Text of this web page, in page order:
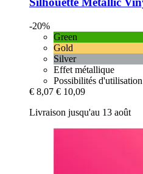
-20%
Green
Gold
Silver
Effet métallique
Possibilités
€ 8,07 € 10,09
Livraison jusqu'au 13 août